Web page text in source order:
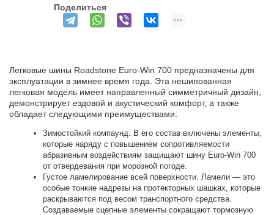
Поделиться
Легковые шины Roadstone Euro-Win 700 предназначены для
эксплуатации в зимнее время года. Эта нешипованная
легковая модель имеет направленный симметричный дизайн,
демонстрирует ездовой и акустический комфорт, а также
обладает следующими преимуществами:
Зимостойкий компаунд. В его состав включены элементы,
которые наряду с повышением сопротивляемости
абразивным воздействиям защищают шину Euro-Win 700
от отвердевания при морозной погоде.
Густое ламелирование всей поверхности. Ламели — это
особые тонкие надрезы на протекторных шашках, которые
раскрываются под весом транспортного средства.
Создаваемые сцепные элементы сокращают тормозную